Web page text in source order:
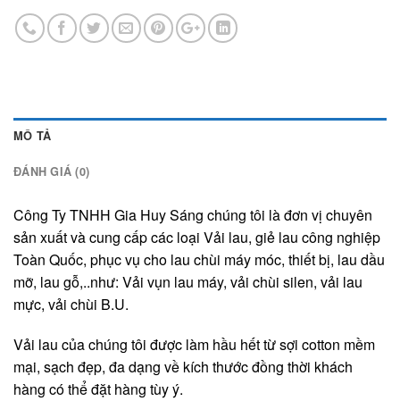
MÔ TẢ
ĐÁNH GIÁ (0)
Công Ty TNHH Gia Huy Sáng chúng tôi là đơn vị chuyên
sản xuất và cung cấp các loại Vải lau, giẻ lau công nghiệp
Toàn Quốc, phục vụ cho lau chùi máy móc, thiết bị, lau dầu
mỡ, lau gỗ,..như: Vải vụn lau máy, vải chùi silen, vải lau
mực, vải chùi B.U.
Vải lau của chúng tôi được làm hầu hết từ sợi cotton mềm
mại, sạch đẹp, đa dạng về kích thước đồng thời khách
hàng có thể đặt hàng tùy ý.